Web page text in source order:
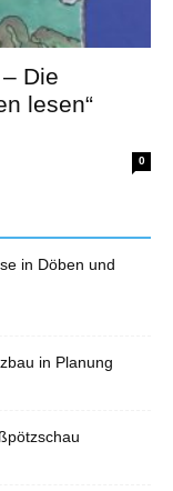
Die
lesen“
0
in Döben und
in Planung